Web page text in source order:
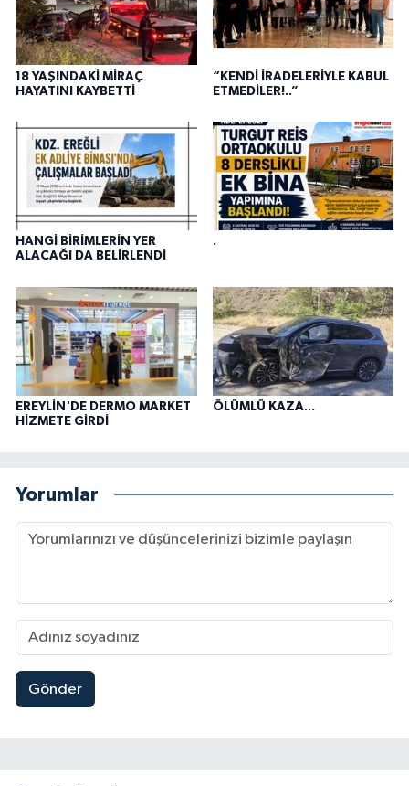
18 YAŞINDAKİ MİRAÇ
HAYATINI KAYBETTİ
“KENDİ İRADELERİYLE KABUL
ETMEDİLER!..”
HANGİ BİRİMLERİN YER
ALACAĞI DA BELİRLENDİ
.
EREYLİN'DE DERMO MARKET
HİZMETE GİRDİ
ÖLÜMLÜ KAZA...
Yorumlar
Gönder